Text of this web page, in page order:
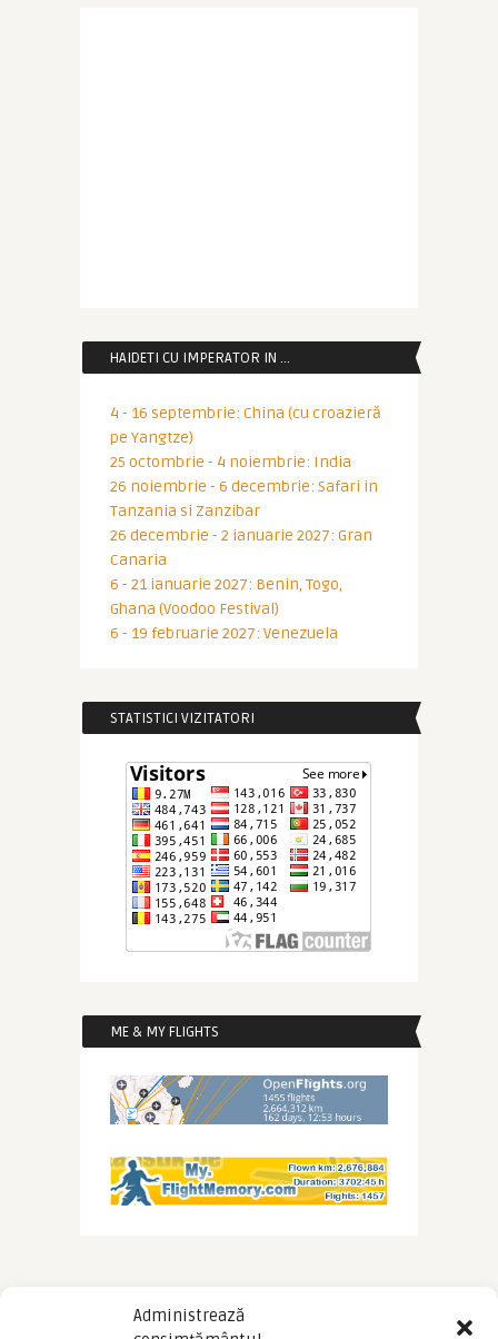
Administrează
HAIDETI CU IMPERATOR IN …
4 - 16 septembrie: China (cu croazieră
pe Yangtze)
25 octombrie - 4 noiembrie: India
26 noiembrie - 6 decembrie: Safari in
Tanzania si Zanzibar
26 decembrie - 2 ianuarie 2027: Gran
Canaria
6 - 21 ianuarie 2027: Benin, Togo,
Ghana (Voodoo Festival)
6 - 19 februarie 2027: Venezuela
STATISTICI VIZITATORI
ME & MY FLIGHTS